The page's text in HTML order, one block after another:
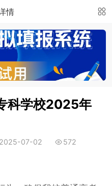
情
科学校2025年
2025-07-02 572